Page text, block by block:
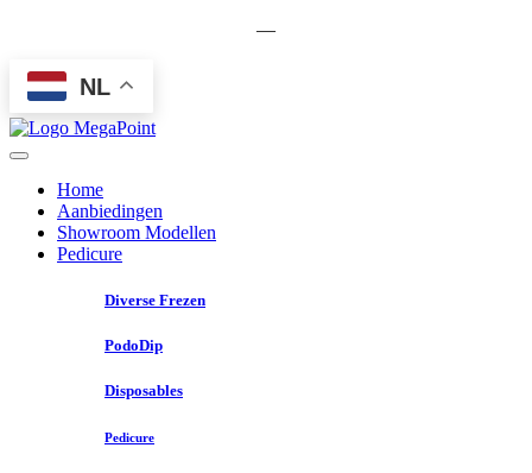
—
NL
Home
Aanbiedingen
Showroom Modellen
Pedicure
Diverse Frezen
PodoDip
Disposables
Pedicure